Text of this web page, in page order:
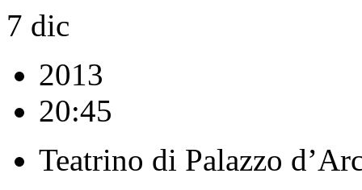
7 dic
2013
20:45
Teatrino di Palazzo